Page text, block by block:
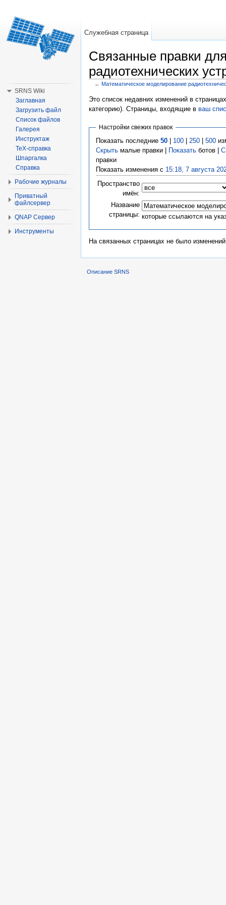
Связанные правки
радиотехнических
← Математическое моделирование
Это список недавних изменений в
категорию). Страницы, входящие в ваш
Настройки свежих правок
Показать последние 50| 100| 250| 500
Скрытьмалые правки | Показатьботов |
правки
Показать изменения с 15:18, 7 августа
Пространство
имён:
Название
страницы: которые ссылаются на
На связанных страницах не было
Служебная страница
SRNS Wiki
Заглавная
Загрузить файл
Список файлов
Галерея
Инструктаж
TeX-справка
Шпаргалка
Справка
Рабочие журналы
Приватный
файлсервер
QNAP Сервер
Инструменты
Описание SRNS